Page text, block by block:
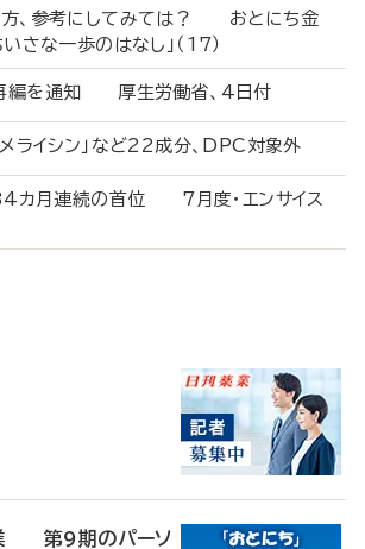
方、参考にしてみては？ おとにち金
さな一歩のはなし」（17）
編を通知 厚生労働省、4日付
メライシン」など22成分、DPC対象外
34カ月連続の首位 7月度・エンサイス
第9期のパーソ